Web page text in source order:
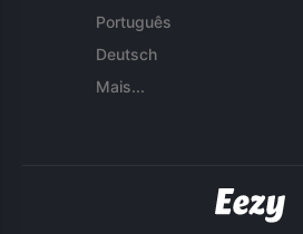
Português
Deutsch
Mais...